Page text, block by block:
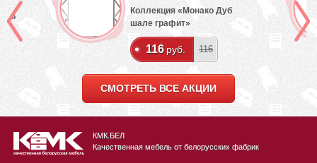
Коллекция «Монако Дуб
шале графит»
116 руб. 116
СМОТРЕТЬ ВСЕ АКЦИИ
КМК.БЕЛ
Качественная мебель от белорусских фабрик